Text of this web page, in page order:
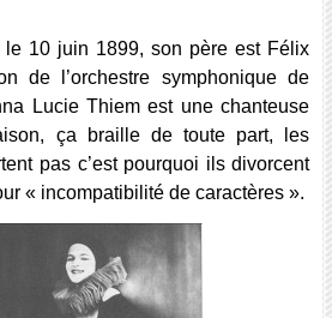
10 juin 1899, son père est Félix
de l’orchestre symphonique de
Lucie Thiem est une chanteuse
ça braille de toute part, les
pas c’est pourquoi ils divorcent
« incompatibilité de caractères ».